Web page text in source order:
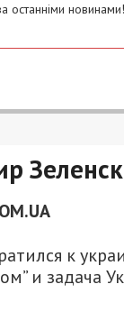
останніми новинами!
к
и задача